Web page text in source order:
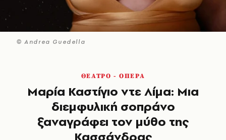
© Andrea Guedella
ΘΕΑΤΡΟ - ΟΠΕΡΑ
Μαρία Καστίγιο ντε Λίμα: Μια
διεμφυλική σοπράνο
ξαναγράφει τον μύθο της
Κασσάνδρας